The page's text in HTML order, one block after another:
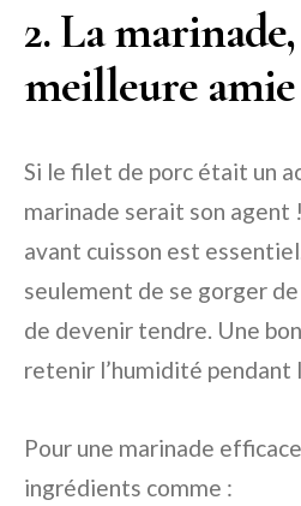
2. La
meilleure amie
Si le filet de porc était un
marinade serait son agent
avant cuisson est
seulement de se gorger
de devenir tendre. Une
retenir l’humidité pendant
Pour une marinade
ingrédients comme :